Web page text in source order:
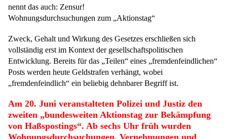
nennt das auch: Zensur!
Wohnungsdurchsuchungen zum „Aktionstag“
Zweck, Gehalt und Wirkung des Gesetzes erschließen sich
vollständig erst im Kontext der gesellschaftspolitischen
Entwicklung. Bereits für das „Teilen“ eines „fremdenfeindlichen“
Posts werden heute Geldstrafen verhängt, wobei
„fremdenfeindlich“ ein beliebig dehnbarer Begriff ist.
Am 20. Juni veranstalteten Polizei und Justiz den
zweiten „bundesweiten Aktionstag zur Bekämpfung
von Haßspostings“. Ab sechs Uhr früh wurden